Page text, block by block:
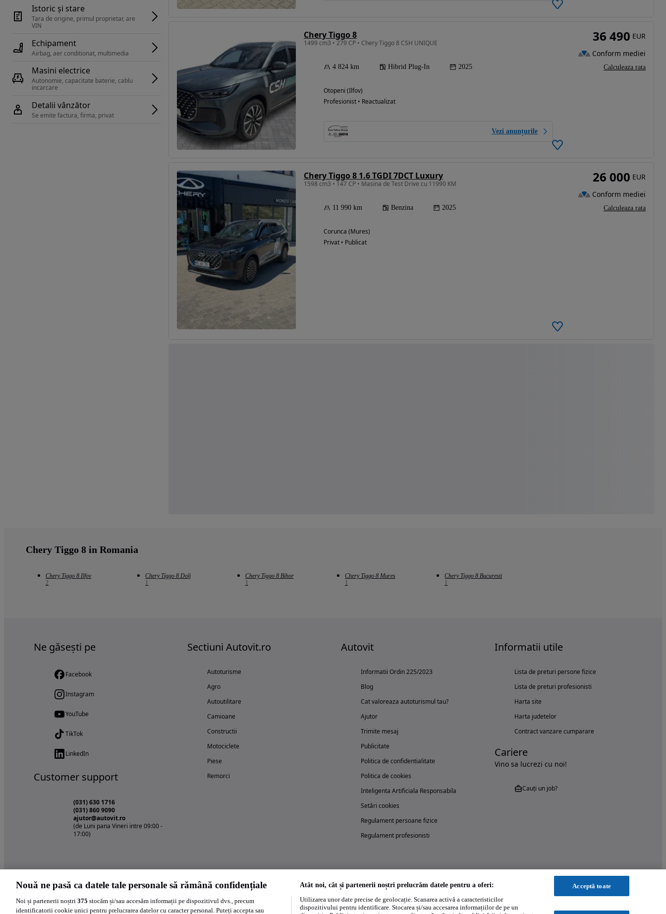
Istoric și stare
Tara de origine, primul proprietar, are
Echipament
Airbag, aer conditionat, multimedia
Masini electrice
Autonomie, capacitate baterie, cablu
Detalii vânzător
Se emite factura, firma, privat
Chery Tiggo 8
1499 cm3 • 279 CP • Chery Tiggo 8 CSH UNIQUE
4 824 km Hibrid Plug-In 2025
Otopeni (Ilfov)
Profesionist • Reactualizat
Vezi anunțurile
36 490 EUR
Conform mediei
Calculeaza rata
Chery Tiggo 8 1.6 TGDI 7DCT Luxury
1598 cm3 • 147 CP • Masina de Test Drive cu 11990 KM
11 990 km Benzina 2025
Corunca (Mures)
Privat • Publicat
26 000 EUR
Conform mediei
Calculeaza rata
Chery Tiggo 8 in Romania
Chery Tiggo 8 Ilfov
2
Chery Tiggo 8 Dolj
1
Chery Tiggo 8 Bihor
1
Chery Tiggo 8 Mures
1
Chery Tiggo 8 Bucuresti
1
Ne găsești pe
Facebook
Instagram
YouTube
TikTok
LinkedIn
Customer support
(031) 630 1716
(031) 860 9090
ajutor@autovit.ro
(de Luni pana Vineri intre 09:00 -
17:00)
Sectiuni Autovit.ro
Autoturisme
Agro
Autoutilitare
Camioane
Constructii
Motociclete
Piese
Remorci
Autovit
Informatii Ordin 225/2023
Blog
Cat valoreaza autoturismul tau?
Ajutor
Trimite mesaj
Publicitate
Politica de confidentialitate
Politica de cookies
Inteligenta Artificiala Responsabila
Setări cookies
Regulament persoane fizice
Regulament profesionisti
Informatii utile
Lista de preturi persone fizice
Lista de preturi profesionisti
Harta site
Harta judetelor
Contract vanzare cumparare
Cariere
Vino sa lucrezi cu noi!
Cauți un job?
Încearcă acum aplicația Autovit.ro
Nouă ne pasă ca datele tale personale să rămână confidențiale
Noi și partenerii noștri 375 stocăm și/sau accesăm informații pe dispozitivul dvs., precum
identificatorii cookie unici pentru prelucrarea datelor cu caracter personal. Puteți accepta sau
Atât noi, cât și partenerii noștri prelucrăm datele pentru a oferi:
Utilizarea unor date precise de geolocație. Scanarea activă a caracteristicilor
dispozitivului pentru identificare. Stocarea și/sau accesarea informațiilor de pe un
Acceptă toate